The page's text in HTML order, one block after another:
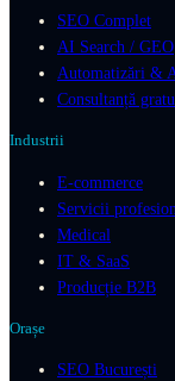
SEO Complet
AI Search / GEO
Automatizări &
Consultanță
Industrii
E-commerce
Servicii
Medical
IT & SaaS
Producție B2B
Orașe
SEO București